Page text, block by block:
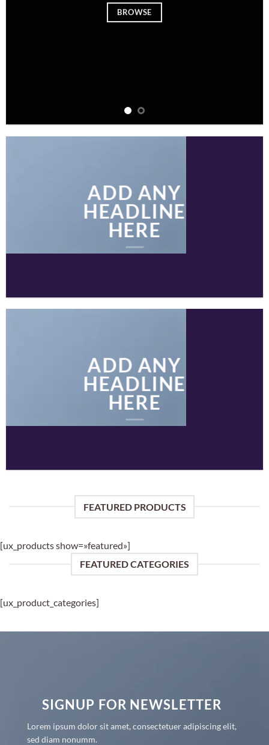
BROWSE
ADD ANY
HEADLINE
HERE
ADD ANY
HEADLINE
HERE
FEATURED PRODUCTS
[ux_products show=»featured»]
FEATURED CATEGORIES
[ux_product_categories]
SIGNUP FOR NEWSLETTER
Lorem ipsum dolor sit amet, consectetuer adipiscing elit,
sed diam nonumm.